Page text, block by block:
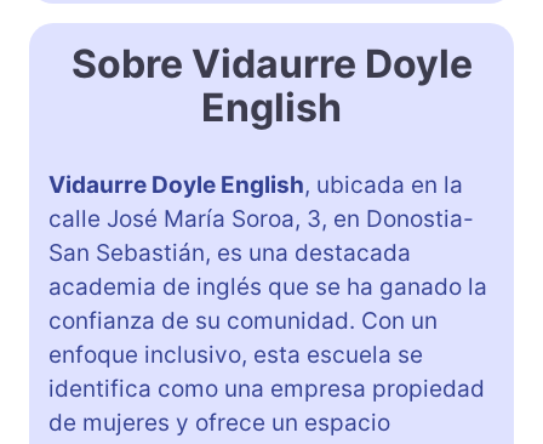
Sobre Vidaurre Doyle
English
Vidaurre Doyle English, ubicada en la
calle José María Soroa, 3, en Donostia-
San Sebastián, es una destacada
academia de inglés que se ha ganado la
confianza de su comunidad. Con un
enfoque inclusivo, esta escuela se
identifica como una empresa propiedad
de mujeres y ofrece un espacio